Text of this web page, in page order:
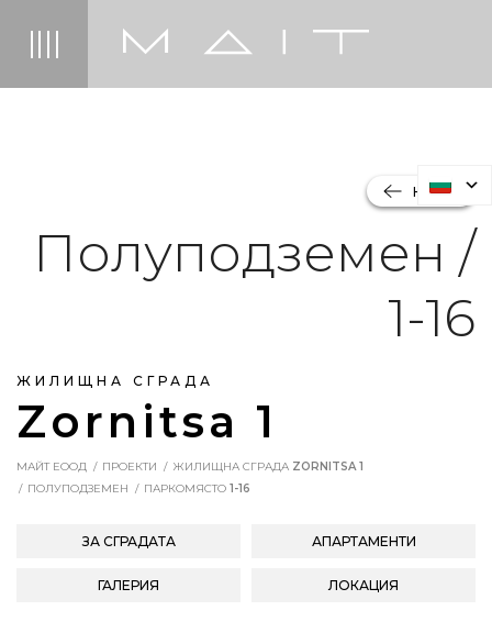
ЖИЛИЩНА СГРАДА
Zornitsa 1
НАЗАД
Полуподземен /
1-16
МАЙТ ЕООД ПРОЕКТИ ЖИЛИЩНА СГРАДА ZORNITSA 1
ПОЛУПОДЗЕМЕН
ПАРКОМЯСТО 1-16
ЗА СГРАДАТА АПАРТАМЕНТИ
ГАЛЕРИЯ ЛОКАЦИЯ